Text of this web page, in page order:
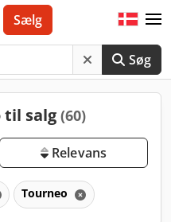
Søg
Sælg
til salg (60)
Relevans
Tourneo